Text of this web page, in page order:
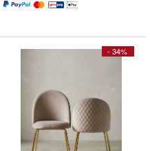
- 34%